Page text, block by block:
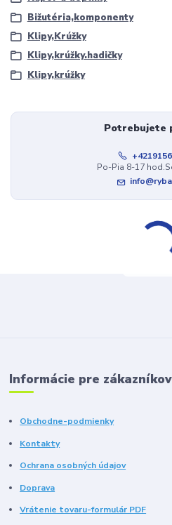
Bižutéria,komponenty
Klipy,Krúžky
Klipy,krúžky.hadičky
Klipy,krúžky
Potrebujete
Po-Pia 8-17
Informácie pre zákazníkov
Obchodne-podmienky
Kontakty
Ochrana osobných údajov
Doprava
Vrátenie tovaru-formulár PDF